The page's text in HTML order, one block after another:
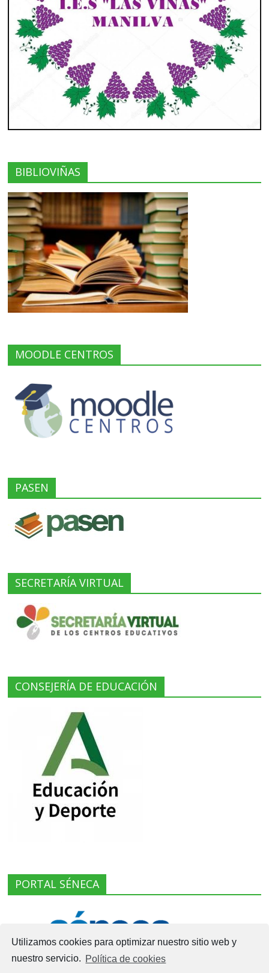
Utilizamos cookies para optimizar nuestro sitio web y
nuestro servicio. Política de cookies
BIBLIOVIÑAS
MOODLE CENTROS
PASEN
SECRETARÍA VIRTUAL
CONSEJERÍA DE EDUCACIÓN
PORTAL SÉNECA